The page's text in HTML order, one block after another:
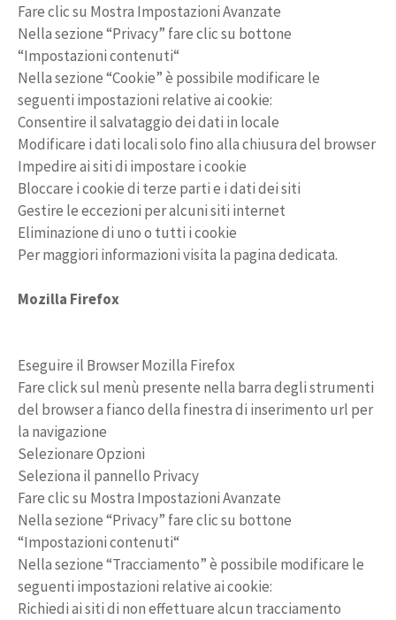
Fare clic su Mostra Impostazioni Avanzate
Nella sezione “Privacy” fare clic su bottone
“Impostazioni contenuti“
Nella sezione “Cookie” è possibile modificare le
seguenti impostazioni relative ai cookie:
Consentire il salvataggio dei dati in locale
Modificare i dati locali solo fino alla chiusura del browser
Impedire ai siti di impostare i cookie
Bloccare i cookie di terze parti e i dati dei siti
Gestire le eccezioni per alcuni siti internet
Eliminazione di uno o tutti i cookie
Per maggiori informazioni visita la pagina dedicata.
Mozilla Firefox
Eseguire il Browser Mozilla Firefox
Fare click sul menù presente nella barra degli strumenti
del browser a fianco della finestra di inserimento url per
la navigazione
Selezionare Opzioni
Seleziona il pannello Privacy
Fare clic su Mostra Impostazioni Avanzate
Nella sezione “Privacy” fare clic su bottone
“Impostazioni contenuti“
Nella sezione “Tracciamento” è possibile modificare le
seguenti impostazioni relative ai cookie:
Richiedi ai siti di non effettuare alcun tracciamento